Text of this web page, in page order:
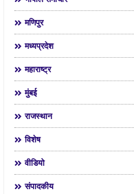
मणिपुर
मध्यप्रदेश
महाराष्ट्र
मुंबई
राजस्थान
विशेष
वीडियो
संपादकीय